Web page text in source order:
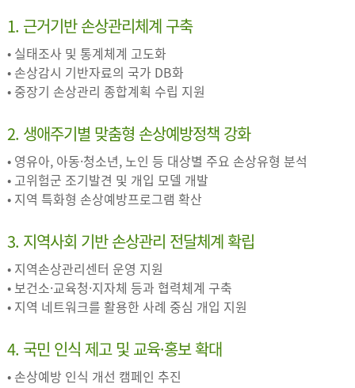
1. 근거기반 손상관리체계 구축
• 실태조사 및 통계체계 고도화
• 손상감시 기반자료의 국가 DB화
• 중장기 손상관리 종합계획 수립 지원
2. 생애주기별 맞춤형 손상예방정책 강화
• 영유아, 아동·청소년, 노인 등 대상별 주요 손상유형 분석
• 고위험군 조기발견 및 개입 모델 개발
• 지역 특화형 손상예방프로그램 확산
3. 지역사회 기반 손상관리 전달체계 확립
• 지역손상관리센터 운영 지원
• 보건소·교육청·지자체 등과 협력체계 구축
• 지역 네트워크를 활용한 사례 중심 개입 지원
4. 국민 인식 제고 및 교육·홍보 확대
• 손상예방 인식 개선 캠페인 추진